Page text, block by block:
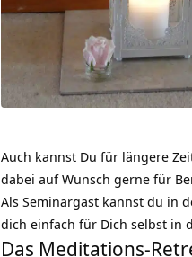
Auch kannst Du für längere
dabei auf Wunsch gerne für
Als Seminargast kannst du in
dich einfach für Dich selbst in
Das Meditations-